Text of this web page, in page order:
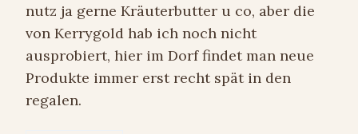
nutz ja gerne Kräuterbutter u co, aber die
von Kerrygold hab ich noch nicht
ausprobiert, hier im Dorf findet man neue
Produkte immer erst recht spät in den
regalen.